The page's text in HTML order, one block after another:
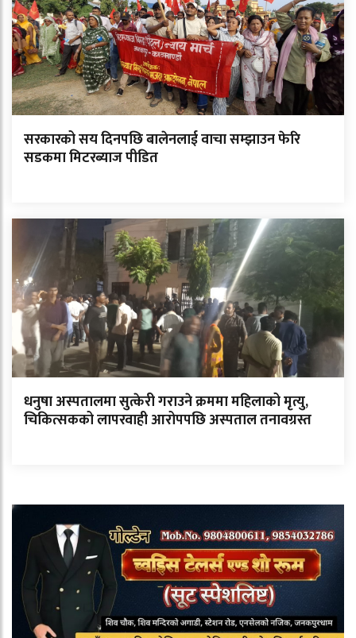
सरकारको सय दिनपछि बालेनलाई वाचा सम्झाउन फेरि
सडकमा मिटरब्याज पीडित
धनुषा अस्पतालमा सुत्केरी गराउने क्रममा महिलाको मृत्यु,
चिकित्सकको लापरवाही आरोपपछि अस्पताल तनावग्रस्त